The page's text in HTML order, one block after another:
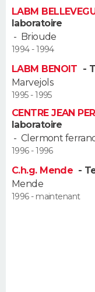
Carte de Noël
Carte Bonne année
Carte Saint-Valentin
Carte Pâques
Carte d'anniversaire
DICTIONNAIRE
Dictionnaire
Biographies
Citations
Expressions
Proverbes
PROGRAMME TV
S'inscrire
Se connecter
Lycées
Collèges
Primaires
Universités
Entreprises
Service militaire
Avis de recherche
FORUM
Bricolage
Lifestyle
Culture
Sport
Auto
Television
Voyage
Cinema
LABM
laboratoire
- Brioude
1994 - 1994
LABM BENOIT -
Marvejols
1995 - 1995
CENTRE JEAN
laboratoire
- Clermont
1996 - 1996
C.h.g. Mende -
Mende
1996 - maintenant